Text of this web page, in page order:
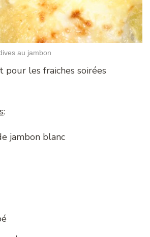
au jambon
les fraiches soirées
:
jambon blanc